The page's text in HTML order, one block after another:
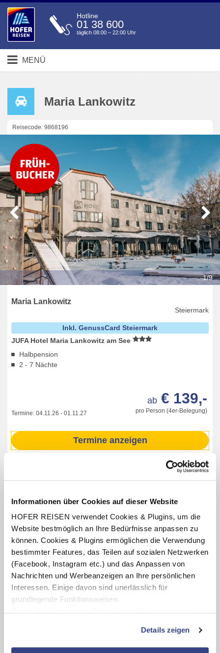
Informationen über Cookies auf dieser Website
HOFER REISEN verwendet Cookies & Plugins, um die
Website bestmöglich an Ihre Bedürfnisse anpassen zu
können. Cookies & Plugins ermöglichen die Verwendung
bestimmter Features, das Teilen auf sozialen Netzwerken
(Facebook, Instagram etc.) und das Anpassen von
Nachrichten und Werbeanzeigen an Ihre persönlichen
Interessen. Einige davon sind unerlässlich für
grundlegende Funktionsweisen.
zusätzliche Dienste bzw. Technologien von Drittanbietern
nutzen und uns sowie Dritten weitere Personalisierungen
Details zeigen
Hotline
01 38 600
täglich 08:00 – 22:00 Uhr
MENÜ
Maria Lankowitz
Reisecode: 9868196
1/9
Maria Lankowitz
Steiermark
Inkl. GenussCard Steiermark
JUFA Hotel Maria Lankowitz am See
Halbpension
2 - 7 Nächte
Termine: 04.11.26 - 01.11.27 pro Person (4er-Belegung)
ab € 139,-
Termine anzeigen
2 – 7 x Übernachtung im JUFA Hotel Maria Lankowitz am
See
Verpflegung: Halbpension mit Frühstück, abends 3-Gang-
Menü oder Buffet
GenussCard Steiermark (gültig für die Dauer des
Aufenthaltes, Leistungen teilweise saisonabhängig)